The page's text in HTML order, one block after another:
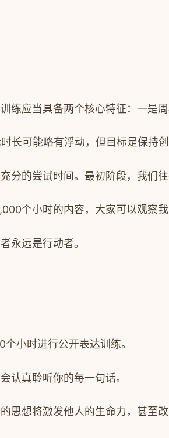
应当具备两个核心特征：一是
长可能略有浮动，但目标是保持
分的尝试时间。 最初阶段，我们
个小时的内容，大家可以观察
永远是行动者。
小时进行公开表达训练。
认真聆听你的每一句话。
想将激发他人的生命力，甚至改